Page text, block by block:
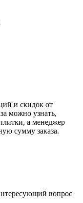
и скидок от
можно узнать,
а менеджер
сумму заказа.
вопрос